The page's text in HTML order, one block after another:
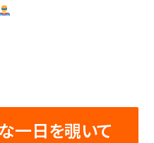
一日を覗いて